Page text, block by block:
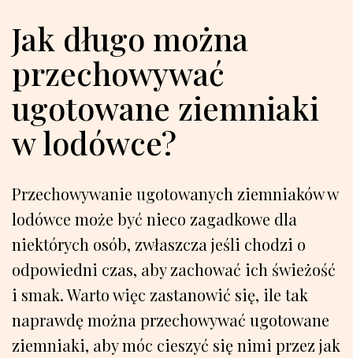
Jak długo można
przechowywać
ugotowane ziemniaki
w lodówce?
Przechowywanie ugotowanych ziemniaków w
lodówce może być nieco zagadkowe dla
niektórych osób, zwłaszcza jeśli chodzi o
odpowiedni czas, aby zachować ich świeżość
i smak. Warto więc zastanowić się, ile tak
naprawdę można przechowywać ugotowane
ziemniaki, aby móc cieszyć się nimi przez jak